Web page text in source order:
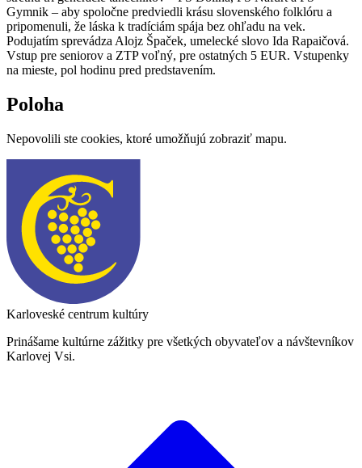
Gymnik – aby spoločne predviedli krásu slovenského folklóru a
pripomenuli, že láska k tradíciám spája bez ohľadu na vek.
Podujatím sprevádza Alojz Špaček, umelecké slovo Ida Rapaičová.
Vstup pre seniorov a ZTP voľný, pre ostatných 5 EUR. Vstupenky
na mieste, pol hodinu pred predstavením.
Poloha
Nepovolili ste cookies, ktoré umožňujú zobraziť mapu.
Karloveské centrum kultúry
Prinášame kultúrne zážitky pre všetkých obyvateľov a návštevníkov
Karlovej Vsi.